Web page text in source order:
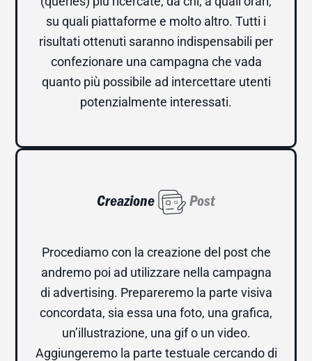
su quali piattaforme e molto altro. Tutti i
risultati ottenuti saranno indispensabili per
confezionare una campagna che vada
quanto più possibile ad intercettare utenti
potenzialmente interessati.
Creazione Post
Procediamo con la creazione del post che
andremo poi ad utilizzare nella campagna
di advertising. Prepareremo la parte visiva
concordata, sia essa una foto, una grafica,
un’illustrazione, una gif o un video.
Aggiungeremo la parte testuale cercando di